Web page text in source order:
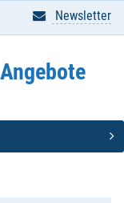
Newsletter